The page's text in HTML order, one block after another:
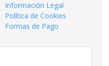
Información Legal
Política de Cookies
Formas de Pago